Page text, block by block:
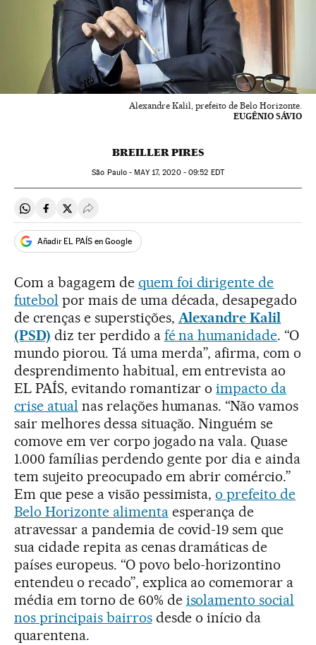
Alexandre Kalil, prefeito de Belo Horizonte.
EUGÊNIO SÁVIO
BREILLER PIRES
São Paulo - MAY17, 2020 - 09:52 EDT
Compartir en Whatsapp
Compartir en Facebook
Compartir en Twitter
Desplegar Redes Sociales
Añadir EL PAÍS en Google
Com a bagagem de quem foi dirigente de
futebol por mais de uma década, desapegado
de crenças e superstições, Alexandre Kalil
(PSD) diz ter perdido a fé na humanidade. “O
mundo piorou. Tá uma merda”, afirma, com o
desprendimento habitual, em entrevista ao
EL PAÍS, evitando romantizar oimpacto da
crise atual nas relações humanas. “Não vamos
sair melhores dessa situação. Ninguém se
comove em ver corpo jogado na vala. Quase
1.000 famílias perdendo gente por dia e ainda
tem sujeito preocupado em abrir comércio.”
Em que pese a visão pessimista,o prefeito de
Belo Horizonte alimentaesperança de
atravessar a pandemia de covid-19 sem que
sua cidade repita as cenas dramáticas de
países europeus. “O povo belo-horizontino
entendeu o recado”, explica ao comemorar a
média em torno de 60% de isolamento social
nos principais bairrosdesde o início da
quarentena.